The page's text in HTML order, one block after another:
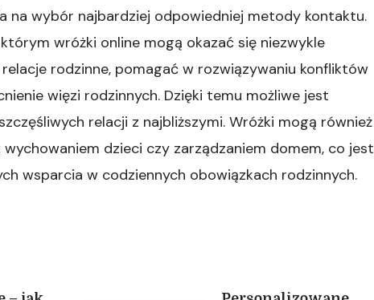
na wybór najbardziej odpowiedniej metody kontaktu.
wróżki online mogą okazać się niezwykle
rodzinne, pomagać w rozwiązywaniu konfliktów
więzi rodzinnych. Dzięki temu możliwe jest
relacji z najbliższymi. Wróżki mogą również
dzieci czy zarządzaniem domem, co jest
wsparcia w codziennych obowiązkach rodzinnych.